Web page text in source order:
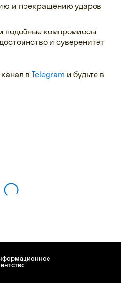
и прекращению ударов
подобные компромиссы
и суверенитет
в Telegram и будьте в